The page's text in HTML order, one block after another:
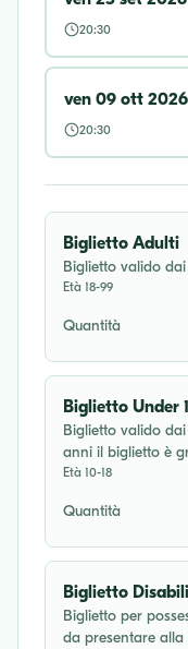
20:30
ven 09 ott 2026
20:30
Biglietto Adulti
Biglietto valido dai
Età 18-99
Quantità
Biglietto Under
Biglietto valido dai
anni il biglietto è
Età 10-18
Quantità
Biglietto
Biglietto per
da presentare alla